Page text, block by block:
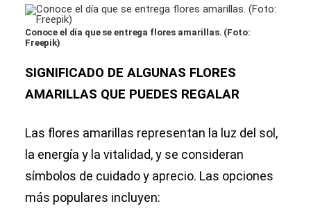
Conoce el día que se entrega flores amarillas. (Foto:
Freepik)
SIGNIFICADO DE ALGUNAS FLORES
AMARILLAS QUE PUEDES REGALAR
Las flores amarillas representan la luz del sol,
la energía y la vitalidad, y se consideran
símbolos de cuidado y aprecio. Las opciones
más populares incluyen: